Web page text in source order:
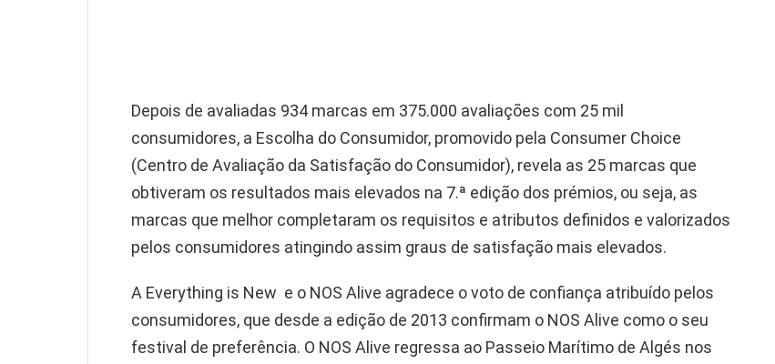
Depois de avaliadas 934 marcas em 375.000 avaliações com 25 mil
consumidores, a Escolha do Consumidor, promovido pela Consumer Choice
(Centro de Avaliação da Satisfação do Consumidor), revela as 25 marcas que
obtiveram os resultados mais elevados na 7.ª edição dos prémios, ou seja, as
marcas que melhor completaram os requisitos e atributos definidos e valorizados
pelos consumidores atingindo assim graus de satisfação mais elevados.
A Everything is New e o NOS Alive agradece o voto de confiança atribuído pelos
consumidores, que desde a edição de 2013 confirmam o NOS Alive como o seu
festival de preferência. O NOS Alive regressa ao Passeio Marítimo de Algés nos